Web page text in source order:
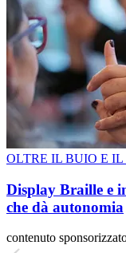
OLTRE IL BUIO E IL
Display Braille e
che dà autonomia
contenuto